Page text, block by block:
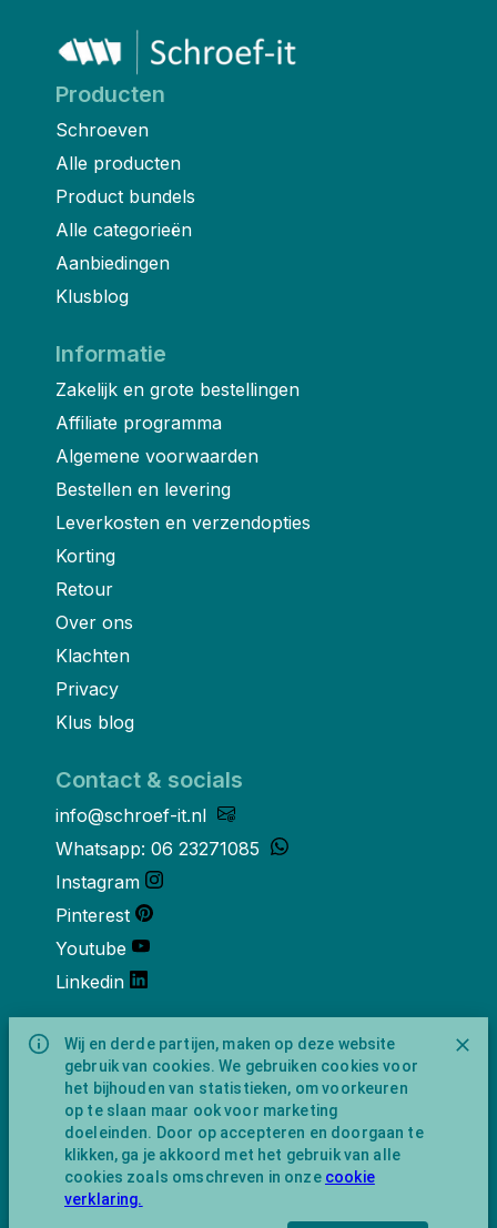
Wij en derde partijen, maken op deze website
gebruik van cookies. We gebruiken cookies voor
het bijhouden van statistieken, om voorkeuren
op te slaan maar ook voor marketing
doeleinden. Door op accepteren en doorgaan te
klikken, ga je akkoord met het gebruik van alle
cookies zoals omschreven in onze cookie
verklaring.
Producten
Schroeven
Alle producten
Product bundels
Alle categorieën
Aanbiedingen
Klusblog
Informatie
Zakelijk en grote bestellingen
Affiliate programma
Algemene voorwaarden
Bestellen en levering
Leverkosten en verzendopties
Korting
Retour
Over ons
Klachten
Privacy
Klus blog
Contact & socials
info@schroef-it.nl
Whatsapp: 06 23271085
Instagram
Pinterest
Youtube
Linkedin
Over ons
Schroef-it is een handelsnaam van
NewFeather B.V. geregisteerd onder KVK
nummer 91702593 met BTW-
identificatienummer NL865743009B01.
Postadres Amsterdamseweg 91 1422 AC
Uithoorn (geen bezoekadres).